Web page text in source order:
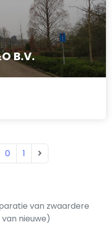
van zwaardere
nieuwe)
B.V.
0 1